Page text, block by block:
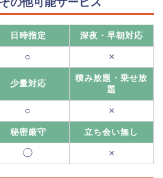
日時指定 深夜・早朝対応
○ ×
少量対応
積み放題・乗せ放
題
○ ×
秘密厳守 立ち会い無し
◯ ×